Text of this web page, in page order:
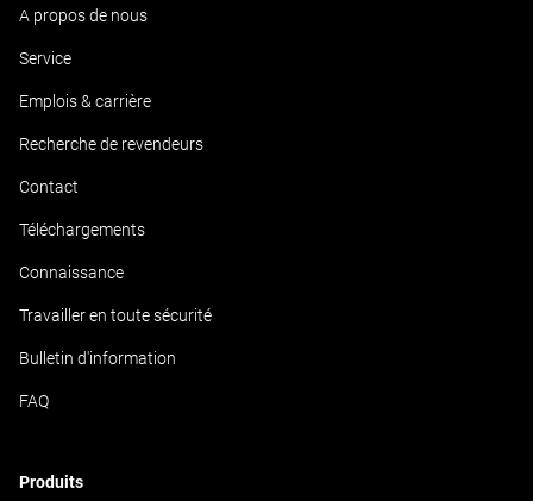
A propos de nous
Service
Emplois & carrière
Recherche de revendeurs
Contact
Téléchargements
Connaissance
Travailler en toute sécurité
Bulletin d'information
FAQ
Produits